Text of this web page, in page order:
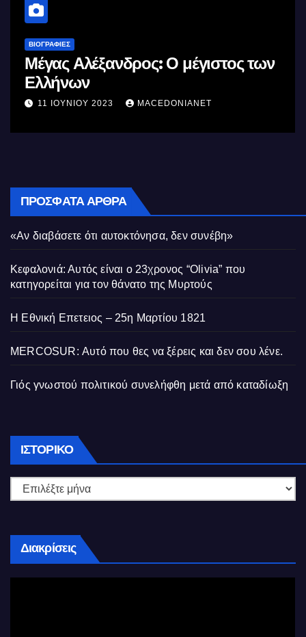
ΒΙΟΓΡΑΦΊΕΣ
Μέγας Αλέξανδρος: Ο μέγιστος των
Ελλήνων
11 ΙΟΥΝΊΟΥ 2023 MACEDONIANET
ΠΡΌΣΦΑΤΑ ΆΡΘΡΑ
«Αν διαβάσετε ότι αυτοκτόνησα, δεν συνέβη»
Κεφαλονιά: Αυτός είναι ο 23χρονος “Olivia” που
κατηγορείται για τον θάνατο της Μυρτούς
Η Εθνική Επετειος – 25η Μαρτίου 1821
MERCOSUR: Αυτό που θες να ξέρεις και δεν σου λένε.
Γιός γνωστού πολιτικού συνελήφθη μετά από καταδίωξη
ΙΣΤΟΡΙΚΌ Ιστορικό
Διακρίσεις